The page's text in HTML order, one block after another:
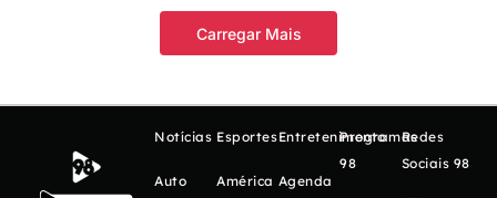
Carregar Mais
Notícias
Auto
Esportes
América
Entretenimento
Agenda
Programas
98
Redes
Sociais 98